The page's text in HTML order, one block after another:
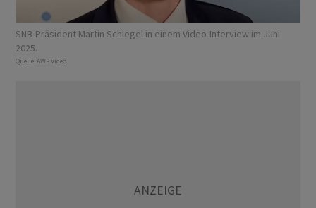
SNB-Präsident Martin Schlegel in einem Video-Interview im Juni
2025.
Quelle: AWP Video